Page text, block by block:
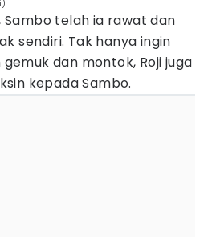
Sambo telah ia rawat dan
sendiri. Tak hanya ingin
dan montok, Roji juga
kepada Sambo.